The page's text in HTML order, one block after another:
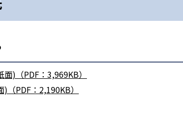
)（PDF：3,969KB）
（PDF：2,190KB）